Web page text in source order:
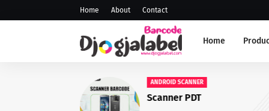
Home About Contact
Home
ANDROID SCANNER
Scanner PDT